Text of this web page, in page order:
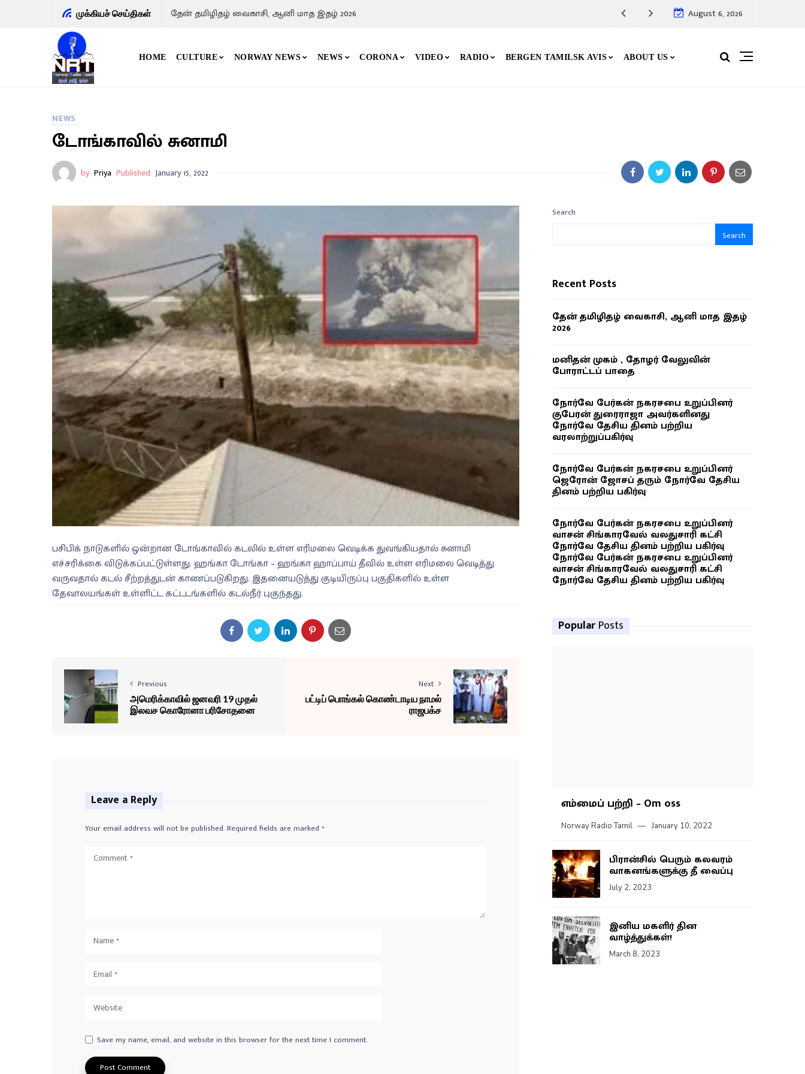
முக்கியச் செய்திகள் தேன் தமிழிதழ் வைகாசி, ஆனி மாத இதழ் 2026 August 6, 2026
HOME CULTURE NORWAY NEWS NEWS CORONA VIDEO RADIO BERGEN TAMILSK AVIS ABOUT US
NEWS
டோங்காவில் சுனாமி
by Priya Published January 15, 2022
பசிபிக் நாடுகளில் ஒன்றான டோங்காவில் கடலில் உள்ள எரிமலை வெடிக்க துவங்கியதால் சுனாமி
எச்சரிக்கை விடுக்கப்பட்டுள்ளது. ஹங்கா டோங்கா – ஹங்கா ஹாப்பாய் தீவில் உள்ள எரிமலை வெடித்து
வருவதால் கடல் சீற்றத்துடன் காணப்படுகிறது. இதனையடுத்து குடியிருப்பு பகுதிகளில் உள்ள
தேவாலயங்கள் உள்ளிட்ட கட்டடங்களில் கடல்நீர் புகுந்தது.
Previous
அமெரிக்காவில் ஜனவரி 19 முதல்
இலவச கொரோனா பரிசோதனை
Next
பட்டிப் பொங்கல் கொண்டாடிய நாமல்
ராஜபக்ச
Leave a Reply
Your email address will not be published.Required fields are marked *
Save my name, email, and website in this browser for the next time I comment.
Search
Search
Recent Posts
தேன் தமிழிதழ் வைகாசி, ஆனி மாத இதழ்
2026
மனிதன் முகம் , தோழர் வேலுவின்
போராட்டப் பாதை
நோர்வே பேர்கன் நகரசபை உறுப்பினர்
குபேரன் துரைராஜா அவர்களினது
நோர்வே தேசிய தினம் பற்றிய
வரலாற்றுப்பகிர்வு
நோர்வே பேர்கன் நகரசபை உறுப்பினர்
ஜெரோன் ஜோசப் தரும் நோர்வே தேசிய
தினம் பற்றிய பகிர்வு
நோர்வே பேர்கன் நகரசபை உறுப்பினர்
வாசன் சிங்காரவேல் வலதுசாரி கட்சி
நோர்வே தேசிய தினம் பற்றிய பகிர்வு
நோர்வே பேர்கன் நகரசபை உறுப்பினர்
வாசன் சிங்காரவேல் வலதுசாரி கட்சி
நோர்வே தேசிய தினம் பற்றிய பகிர்வு
Popular Posts
எம்மைப் பற்றி – Om oss
Norway Radio Tamil January 10, 2022
பிரான்சில் பெரும் கலவரம்
வாகனங்களுக்கு தீ வைப்பு
July 2, 2023
இனிய மகளிர் தின
வாழ்த்துக்கள்!
March 8, 2023